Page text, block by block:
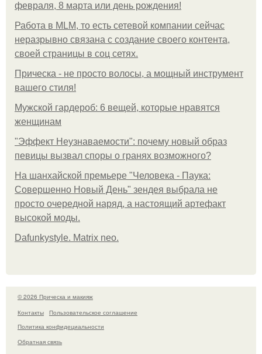
февраля, 8 марта или день рождения!
Работа в MLM, то есть сетевой компании сейчас
неразрывно связана с создание своего контента,
своей страницы в соц сетях.
Прическа - не просто волосы, а мощный инструмент
вашего стиля!
Мужской гардероб: 6 вещей, которые нравятся
женщинам
"Эффект Неузнаваемости": почему новый образ
певицы вызвал споры о гранях возможного?
На шанхайской премьере "Человека - Паука:
Совершенно Новый День" зендея выбрала не
просто очередной наряд, а настоящий артефакт
высокой моды.
Dafunkystyle. Matrix neo.
© 2026 Прическа и макияж
Контакты
Пользовательское соглашение
Политика конфидециальности
Обратная связь